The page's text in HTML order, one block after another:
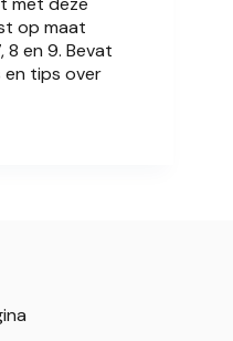
op maat
8 en 9. Bevat
tips over